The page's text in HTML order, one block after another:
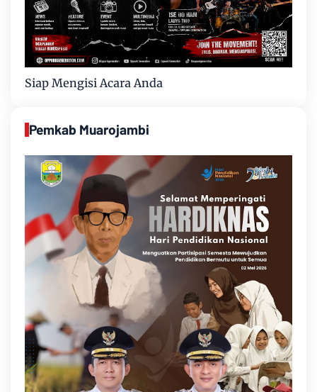
Siap Mengisi Acara Anda
Pemkab Muarojambi